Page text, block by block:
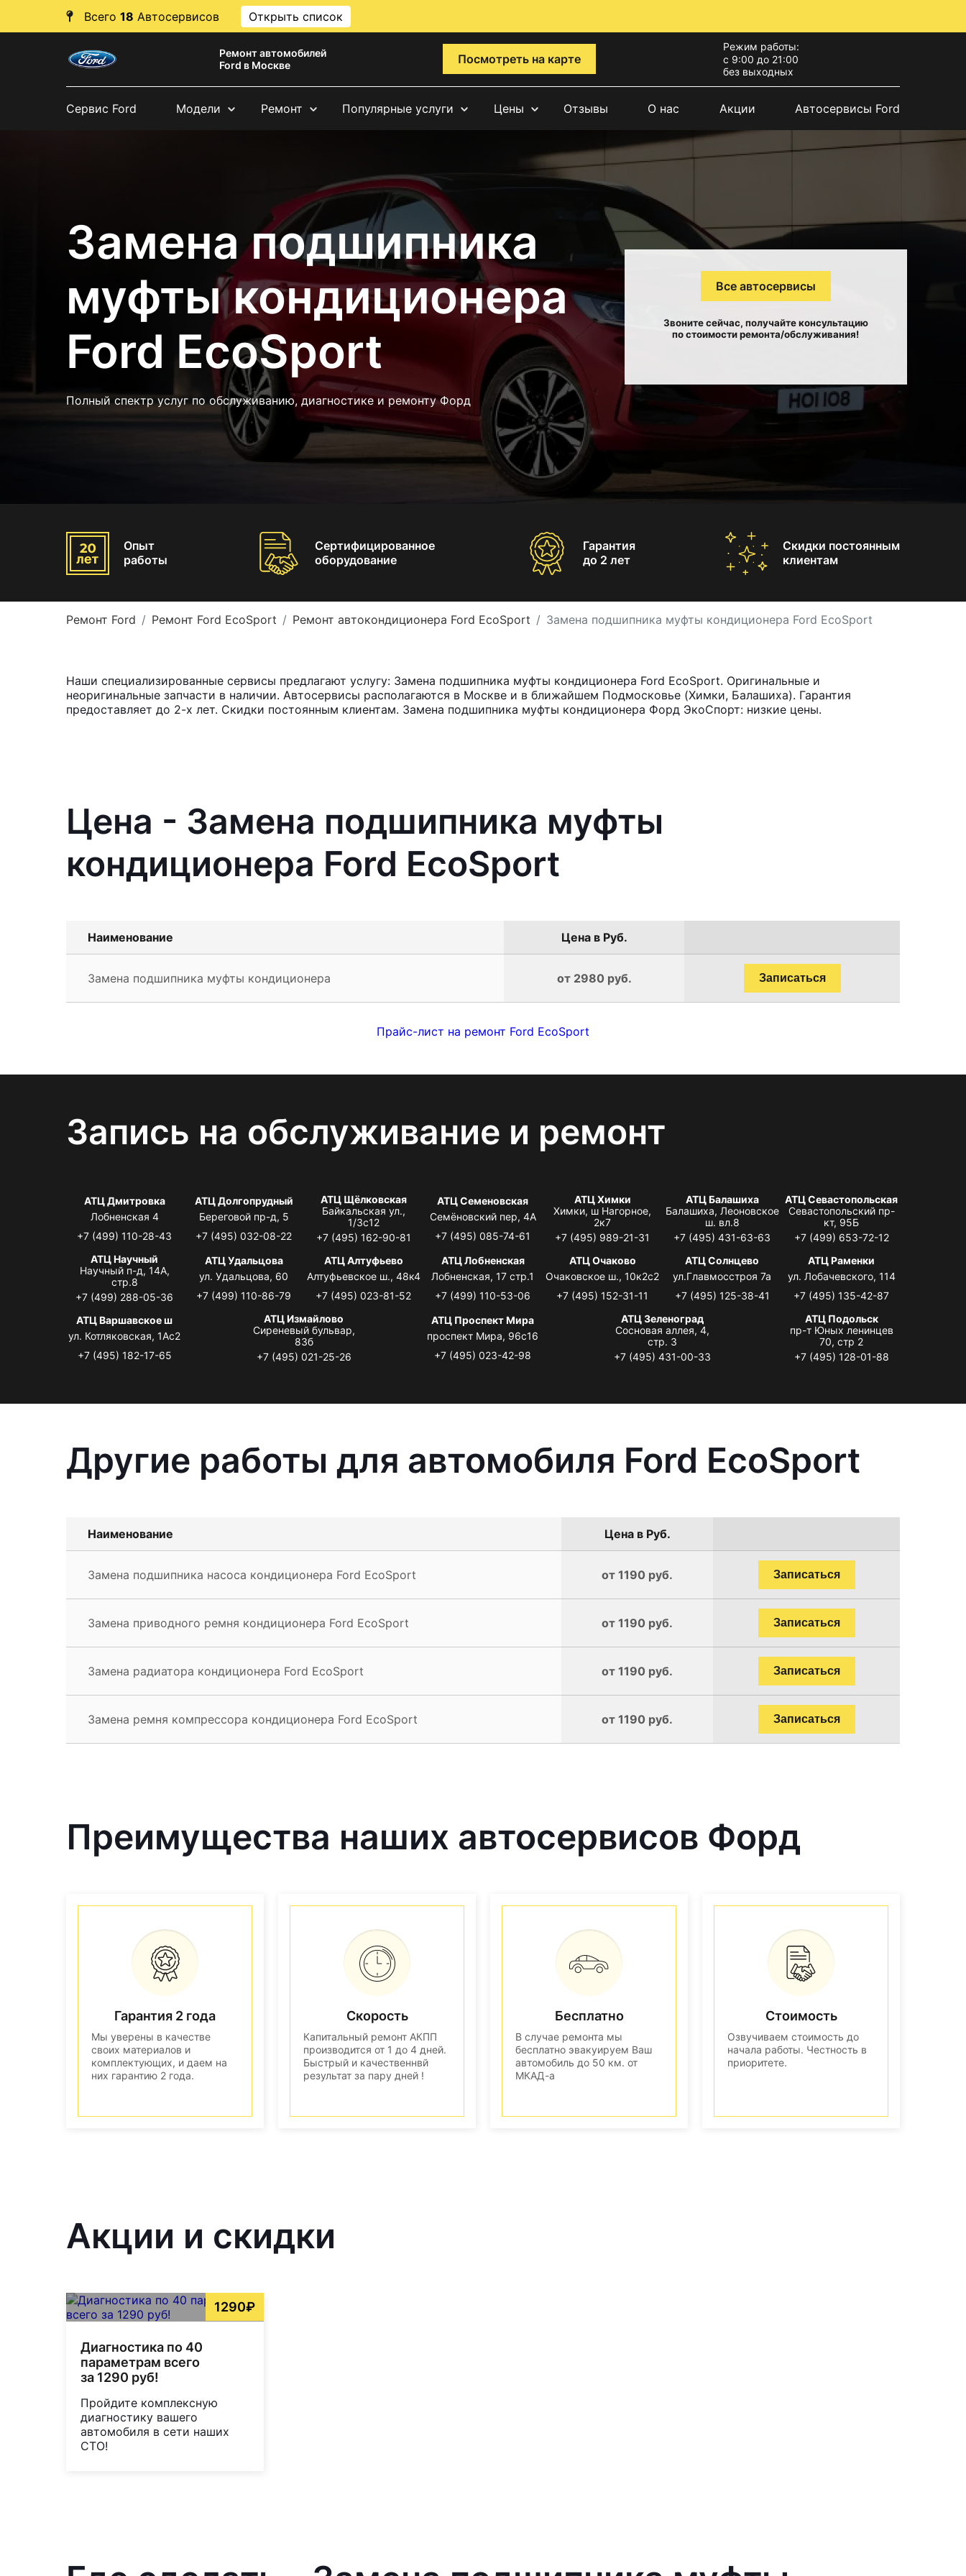
Всего 18 Автосервисов Открыть список
Ремонт автомобилей
Ford в Москве
Посмотреть на карте
Режим работы:
с 9:00 до 21:00
без выходных
Сервис Ford Модели Ремонт Популярные услуги Цены Отзывы О нас Акции Автосервисы Ford
Замена подшипника
муфты кондиционера
Ford EcoSport
Полный спектр услуг по обслуживанию, диагностике и ремонту Форд
Все автосервисы
Звоните сейчас, получайте консультацию
по стоимости ремонта/обслуживания!
Опыт
работы
Сертифицированное
оборудование
Гарантия
до 2 лет
Скидки постоянным
клиентам
Ремонт Ford Ремонт Ford EcoSport Ремонт автокондиционера Ford EcoSport Замена подшипника муфты кондиционера Ford EcoSport
Наши специализированные сервисы предлагают услугу: Замена подшипника муфты кондиционера Ford EcoSport. Оригинальные и
неоригинальные запчасти в наличии. Автосервисы располагаются в Москве и в ближайшем Подмосковье (Химки, Балашиха). Гарантия
предоставляет до 2-х лет. Скидки постоянным клиентам. Замена подшипника муфты кондиционера Форд ЭкоСпорт: низкие цены.
Цена - Замена подшипника муфты
кондиционера Ford EcoSport
Наименование Цена в Руб.
Замена подшипника муфты кондиционера от 2980 руб. Записаться
Прайс-лист на ремонт Ford EcoSport
Запись на обслуживание и ремонт
АТЦ Дмитровка
Лобненская 4
+7 (499) 110-28-43
АТЦ Долгопрудный
Береговой пр-д, 5
+7 (495) 032-08-22
АТЦ Щёлковская
Байкальская ул.,
1/3с12
+7 (495) 162-90-81
АТЦ Семеновская
Семёновский пер, 4А
+7 (495) 085-74-61
АТЦ Химки
Химки, ш Нагорное,
2к7
+7 (495) 989-21-31
АТЦ Балашиха
Балашиха, Леоновское
ш. вл.8
+7 (495) 431-63-63
АТЦ Севастопольская
Севастопольский пр-
кт, 95Б
+7 (499) 653-72-12
АТЦ Научный
Научный п-д, 14А,
стр.8
+7 (499) 288-05-36
АТЦ Удальцова
ул. Удальцова, 60
+7 (499) 110-86-79
АТЦ Алтуфьево
Алтуфьевское ш., 48к4
+7 (495) 023-81-52
АТЦ Лобненская
Лобненская, 17 стр.1
+7 (499) 110-53-06
АТЦ Очаково
Очаковское ш., 10к2с2
+7 (495) 152-31-11
АТЦ Солнцево
ул.Главмосстроя 7а
+7 (495) 125-38-41
АТЦ Раменки
ул. Лобачевского, 114
+7 (495) 135-42-87
АТЦ Варшавское ш
ул. Котляковская, 1Ас2
+7 (495) 182-17-65
АТЦ Измайлово
Сиреневый бульвар,
83б
+7 (495) 021-25-26
АТЦ Проспект Мира
проспект Мира, 96с16
+7 (495) 023-42-98
АТЦ Зеленоград
Сосновая аллея, 4,
стр. 3
+7 (495) 431-00-33
АТЦ Подольск
пр-т Юных ленинцев
70, стр 2
+7 (495) 128-01-88
Другие работы для автомобиля Ford EcoSport
Наименование Цена в Руб.
Замена подшипника насоса кондиционера Ford EcoSport от 1190 руб. Записаться
Замена приводного ремня кондиционера Ford EcoSport от 1190 руб. Записаться
Замена радиатора кондиционера Ford EcoSport от 1190 руб. Записаться
Замена ремня компрессора кондиционера Ford EcoSport от 1190 руб. Записаться
Преимущества наших автосервисов Форд
Гарантия 2 года
Мы уверены в качестве
своих материалов и
комплектующих, и даем на
них гарантию 2 года.
Скорость
Капитальный ремонт АКПП
производится от 1 до 4 дней.
Быстрый и качественнвй
результат за пару дней !
Бесплатно
В случае ремонта мы
бесплатно эвакуируем Ваш
автомобиль до 50 км. от
МКАД-а
Стоимость
Озвучиваем стоимость до
начала работы. Честность в
приоритете.
Акции и скидки
1290₽
Диагностика по 40
параметрам всего
за 1290 руб!
Пройдите комплексную
диагностику вашего
автомобиля в сети наших
СТО!